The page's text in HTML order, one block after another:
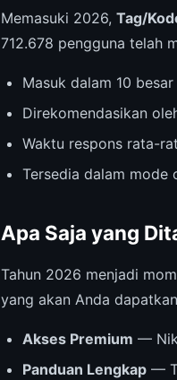
Memasuki 2026, Tag/
712.678 pengguna telah
Masuk dalam 10
Direkomendasikan
Waktu respons rata-
Tersedia dalam mode
Apa Saja yang
Tahun 2026 menjadi
yang akan Anda
Akses Premium —
Panduan Lengkap —